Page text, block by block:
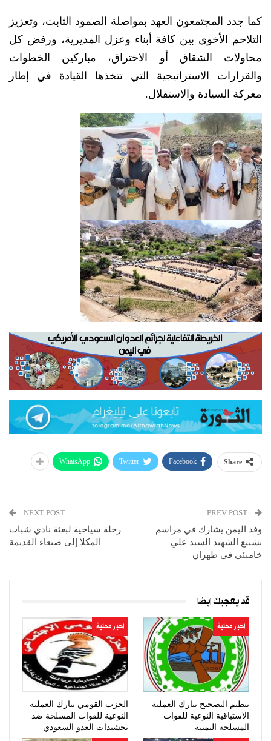
​كما جدد المجتمعون العهد بمواصلة الصمود الثابت، وتعزيز
التلاحم الأخوي بين كافة أبناء وعزل المديرية، ورفض كل
محاولات الشقاق أو الاختراق، مباركين الخطوات
والقرارات الاستراتيجية التي تتخذها القيادة في إطار
معركة السيادة والاستقلال.
Share
Facebook
Twitter
WhatsApp
وفد اليمن يشارك في مراسم
تشييع الشهيد السيد علي
خامنئي في طهران
NEXT POST
رحلة سياحية لبعثة نادي شباب
المكلا إلى صنعاء القديمة
قد يعجبك ايضا
اخبار محلية
تنظيم التصحيح يبارك العملية
الاستباقية النوعية للقوات
المسلحة اليمنية
اخبار محلية
الحزب القومي يبارك العملية
النوعية للقوات المسلحة ضد
تحشيدات العدو السعودي